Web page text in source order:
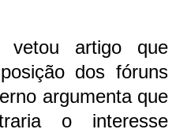
vetou artigo que
dos fóruns
argumenta que
o interesse